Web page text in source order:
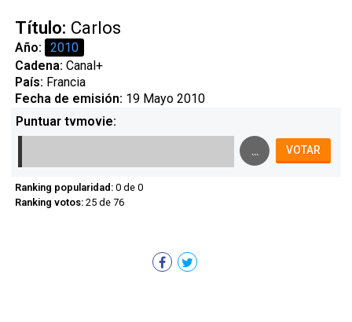
Título: Carlos
Año:
2010
Cadena: Canal+
País: Francia
Fecha de emisión: 19 Mayo 2010
Puntuar tvmovie:
...
VOTAR
Ranking popularidad:0 de 0
Ranking votos:25 de 76